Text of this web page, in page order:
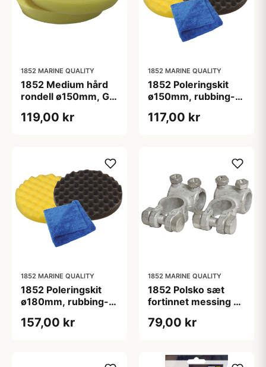
1852 MARINE QUALITY
1852 Medium hård
rondell ø150mm, Gul
119,00 kr
1852 MARINE QUALITY
1852 Poleringskit
ø150mm, rubbing-,
polerduk
117,00 kr
1852 MARINE QUALITY
1852 Poleringskit
ø180mm, rubbing-,
polerduk
157,00 kr
1852 MARINE QUALITY
1852 Polsko sæt
fortinnet messing op
79,00 kr